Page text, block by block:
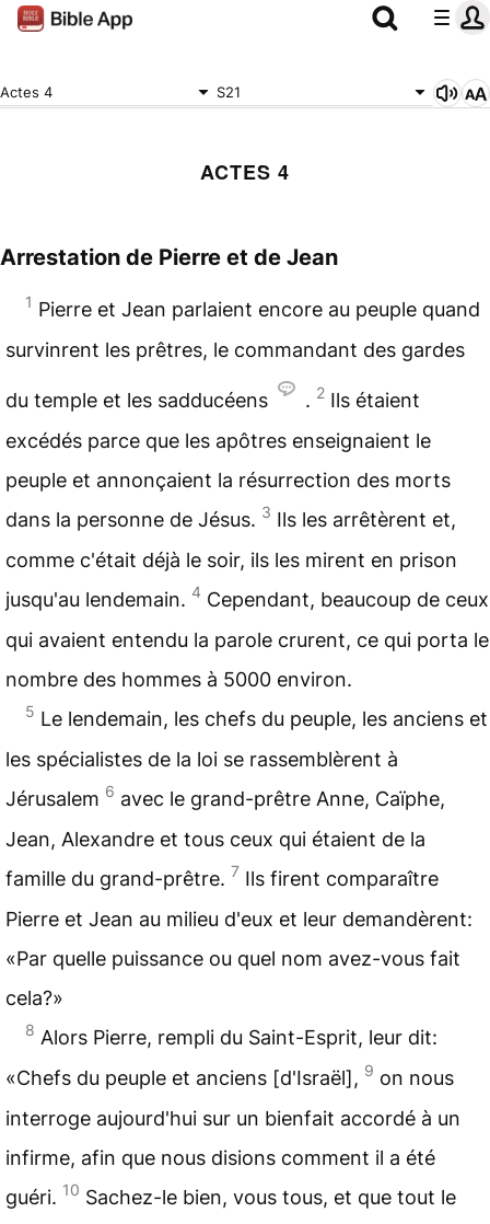
Actes 4 S21
ACTES 4
Arrestation de Pierre et de Jean
1 Pierre et Jean parlaient encore au peuple quand
survinrent les prêtres, le commandant des gardes
du temple et les sadducéens . 2 Ils étaient
excédés parce que les apôtres enseignaient le
peuple et annonçaient la résurrection des morts
dans la personne de Jésus. 3 Ils les arrêtèrent et,
comme c'était déjà le soir, ils les mirent en prison
jusqu'au lendemain. 4 Cependant, beaucoup de ceux
qui avaient entendu la parole crurent, ce qui porta le
nombre des hommes à 5000 environ.
5 Le lendemain, les chefs du peuple, les anciens et
les spécialistes de la loi se rassemblèrent à
Jérusalem 6 avec le grand-prêtre Anne, Caïphe,
Jean, Alexandre et tous ceux qui étaient de la
famille du grand-prêtre. 7 Ils firent comparaître
Pierre et Jean au milieu d'eux et leur demandèrent:
«Par quelle puissance ou quel nom avez-vous fait
cela?»
8 Alors Pierre, rempli du Saint-Esprit, leur dit:
«Chefs du peuple et anciens [d'Israël], 9 on nous
interroge aujourd'hui sur un bienfait accordé à un
infirme, afin que nous disions comment il a été
guéri. 10 Sachez-le bien, vous tous, et que tout le